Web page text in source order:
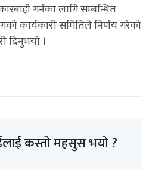
गर्नका लागि सम्बन्धित
कार्यकारी समितिले निर्णय गरेको
दिनुभयो ।
कस्तो महसुस भयो ?